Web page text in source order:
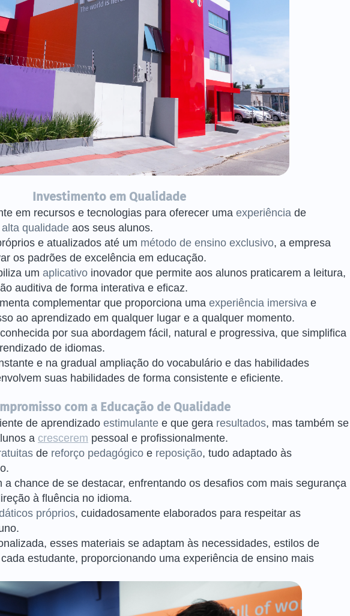
Investimento em Qualidade
em recursos e tecnologias para oferecer uma experiência de
alta qualidade aos seus alunos.
e atualizados até um método de ensino exclusivo, a empresa
os padrões de excelência em educação.
um aplicativo inovador que permite aos alunos praticarem a leitura,
auditiva de forma interativa e eficaz.
complementar que proporciona uma experiência imersiva e
ao aprendizado em qualquer lugar e a qualquer momento.
por sua abordagem fácil, natural e progressiva, que simplifica
de idiomas.
e na gradual ampliação do vocabulário e das habilidades
suas habilidades de forma consistente e eficiente.
com a Educação de Qualidade
de aprendizado estimulante e que gera resultados, mas também se
a crescerem pessoal e profissionalmente.
de reforço pedagógico e reposição, tudo adaptado às
a chance de se destacar, enfrentando os desafios com mais segurança
à fluência no idioma.
próprios, cuidadosamente elaborados para respeitar as
esses materiais se adaptam às necessidades, estilos de
estudante, proporcionando uma experiência de ensino mais